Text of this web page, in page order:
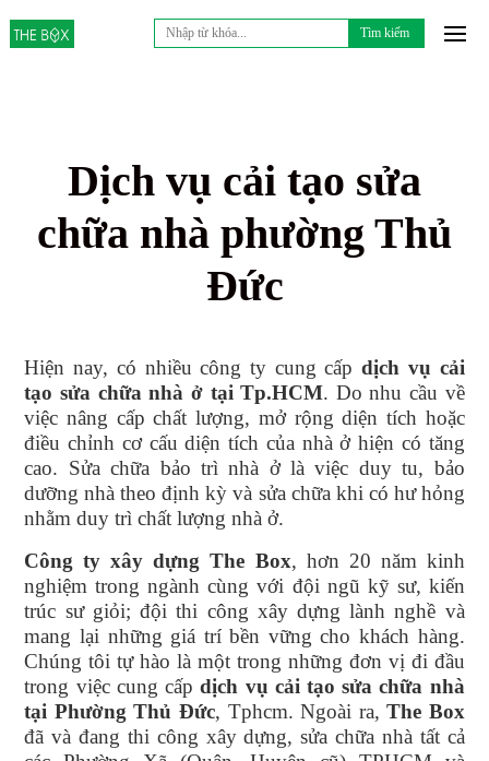
Tìm
kiếm
Dịch vụ cải tạo sửa
chữa nhà phường Thủ
Đức
Hiện nay, có nhiều công ty cung cấpdịch vụ cải
tạo sửa chữa nhà ở tại Tp.HCM. Do nhu cầu về
việc nâng cấp chất lượng, mở rộng diện tích hoặc
điều chỉnh cơ cấu diện tích của nhà ở hiện có tăng
cao. Sửa chữa bảo trì nhà ở là việc duy tu, bảo
dưỡng nhà theo định kỳ và sửa chữa khi có hư hỏng
nhằm duy trì chất lượng nhà ở.
Công ty xây dựng The Box, hơn 20 năm kinh
nghiệm trong ngành cùng với đội ngũ kỹ sư, kiến
trúc sư giỏi; đội thi công xây dựng lành nghề và
mang lại những giá trí bền vững cho khách hàng.
Chúng tôi tự hào là một trong những đơn vị đi đầu
trong việc cung cấpdịch vụ cải tạo sửa chữa nhà
tại Phường Thủ Đức, Tphcm. Ngoài ra,The Box
đã và đang thi công xây dựng, sửa chữa nhà tất cả